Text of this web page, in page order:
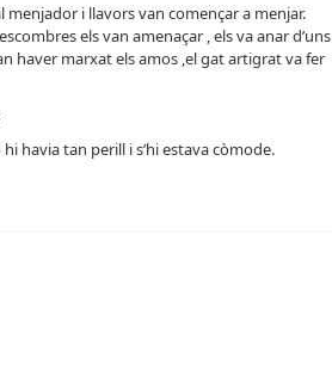
menjador i llavors van començar a menjar.
els van amenaçar , els va anar d’uns
haver marxat els amos ,el gat artigrat va fer
havia tan perill i s’hi estava còmode.